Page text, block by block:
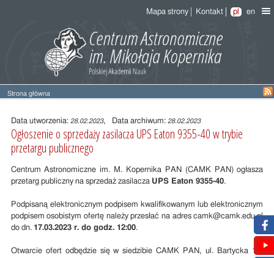
Mapa strony Kontakt pl en
Strona główna
Treść
wpisuData utworzenia: 28.02.2023, Data archiwum: 28.02.2023
Ogłoszenie o sprzedaży zasilacza UPS Eaton 9355-40 w trybie
przetargu publicznego
Centrum Astronomiczne im. M. Kopernika PAN (CAMK PAN) ogłasza
przetarg publiczny na sprzedaż zasilacza UPS Eaton 9355-40.
Podpisaną elektronicznym podpisem kwalifikowanym lub elektronicznym
podpisem osobistym ofertę należy przesłać na adres camk@camk.edu.pl
do dn. 17.03.2023 r. do godz. 12:00.
Otwarcie ofert odbędzie się w siedzibie CAMK PAN, ul. Bartycka 18,